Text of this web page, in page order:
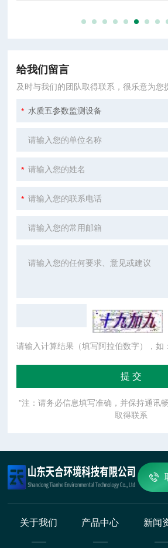
给我们留言
及时与我们的团队取得联系，很乐意为您
请输入计算结果（填写阿拉伯数字），如
"注：请务必信息填写准确，并保持通讯
取得联系
关于我们 产品中心 新闻